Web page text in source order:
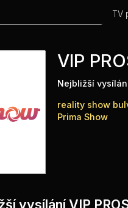
TV
VIP
Nejbližší
reality show
Prima Show
vysílání VIP